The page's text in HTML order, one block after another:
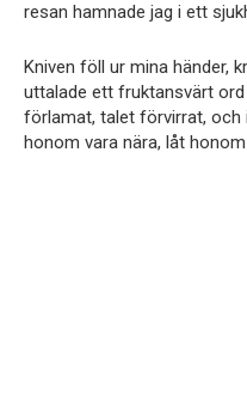
resan hamnade jag i ett
Kniven föll ur mina händer,
uttalade ett fruktansvärt
förlamat, talet förvirrat, och
honom vara nära, låt